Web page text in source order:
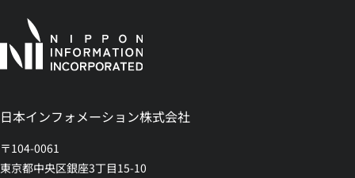
日本インフォメーション株式会社
〒104-0061
東京都中央区銀座3丁目15-10